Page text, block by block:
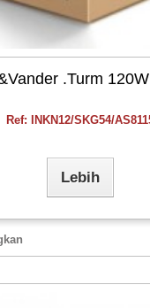
.Turm
Ref: INKN12/SKG54/
Lebih